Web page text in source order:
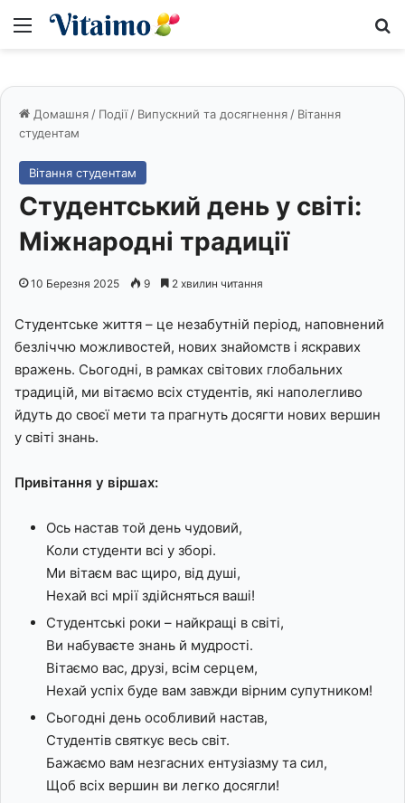
Меню
Домашня / Події / Випускний та досягнення / Вітання
студентам
Вітання студентам
Студентський день у світі:
Міжнародні традиції
10 Березня 2025 9 2 хвилин читання
Студентське життя – це незабутній період, наповнений
безліччю можливостей, нових знайомств і яскравих
вражень. Сьогодні, в рамках світових глобальних
традицій, ми вітаємо всіх студентів, які наполегливо
йдуть до своєї мети та прагнуть досягти нових вершин
у світі знань.
Привітання у віршах:
Ось настав той день чудовий,
Коли студенти всі у зборі.
Ми вітаєм вас щиро, від душі,
Нехай всі мрії здійсняться ваші!
Студентські роки – найкращі в світі,
Ви набуваєте знань й мудрості.
Вітаємо вас, друзі, всім серцем,
Нехай успіх буде вам завжди вірним супутником!
Сьогодні день особливий настав,
Студентів святкує весь світ.
Бажаємо вам незгасних ентузіазму та сил,
Щоб всіх вершин ви легко досягли!